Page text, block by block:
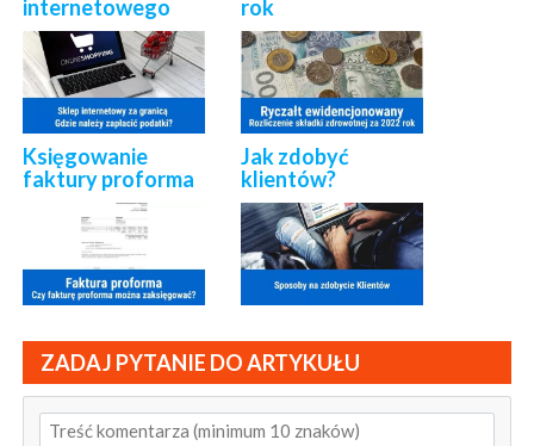
internetowego rok
Księgowanie
faktury proforma
Jak zdobyć
klientów?
ZADAJ PYTANIE DO ARTYKUŁU